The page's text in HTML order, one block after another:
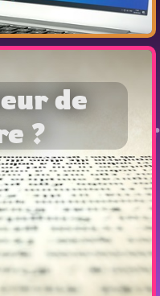
de
?
un livre ou voir un
ou une chanson.
de V-Num